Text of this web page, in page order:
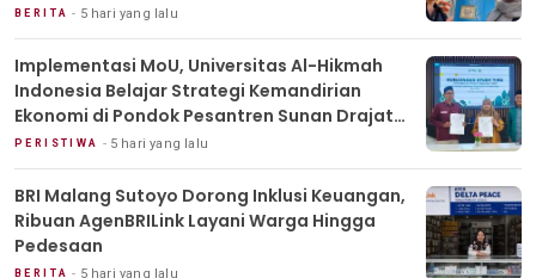
BERITA 5 hari yang lalu
Implementasi MoU, Universitas Al-Hikmah
Indonesia Belajar Strategi Kemandirian
Ekonomi di Pondok Pesantren Sunan Drajat
Lamongan
PERISTIWA 5 hari yang lalu
BRI Malang Sutoyo Dorong Inklusi Keuangan,
Ribuan AgenBRILink Layani Warga Hingga
Pedesaan
BERITA 5 hari yang lalu